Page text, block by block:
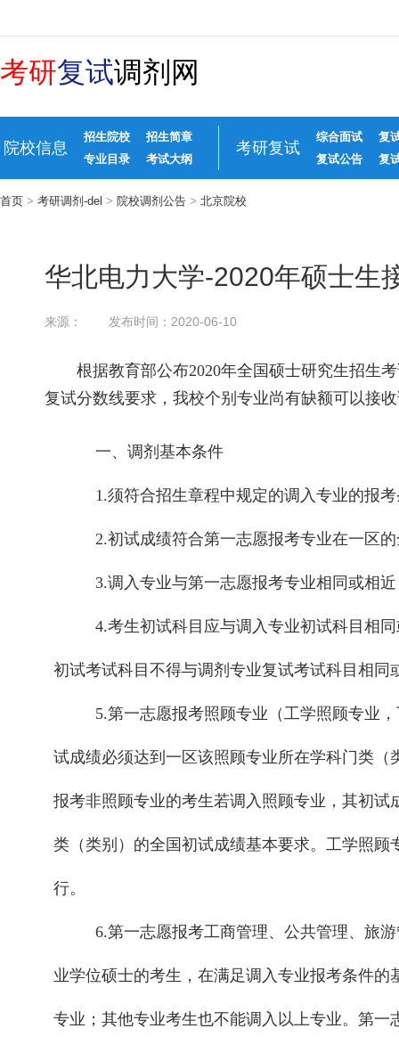
考研复试调剂网
院校信息
招生院校
招生简章
专业目录
考试大纲
考研复试
综合面试
复
复试公告
复
首页 > 考研调剂-del > 院校调剂公告 > 北京院校
华北电力大学-2020年硕士生
来源： 发布时间：2020-06-10
根据教育部公布2020年全国硕士研究生招生
复试分数线要求，我校个别专业尚有缺额可以接
一、调剂基本条件
1.须符合招生章程中规定的调入专业的报
2.初试成绩符合第一志愿报考专业在一区
3.调入专业与第一志愿报考专业相同或相
4.考生初试科目应与调入专业初试科目相
初试考试科目不得与调剂专业复试考试科目相同
5.第一志愿报考照顾专业（工学照顾专业
试成绩必须达到一区该照顾专业所在学科门类
报考非照顾专业的考生若调入照顾专业，其初
类（类别）的全国初试成绩基本要求。工学照
行。
6.第一志愿报考工商管理、公共管理、旅
业学位硕士的考生，在满足调入专业报考条件
专业；其他专业考生也不能调入以上专业。第